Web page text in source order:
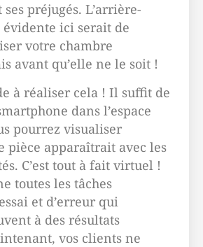
préjugés. L’arrière-
évidente ici serait de
votre chambre
avant qu’elle ne le soit !
à réaliser cela ! Il suffit de
dans l’espace
pourrez visualiser
pièce apparaîtrait avec les
C’est tout à fait virtuel !
toutes les tâches
et d’erreur qui
à des résultats
vos clients ne